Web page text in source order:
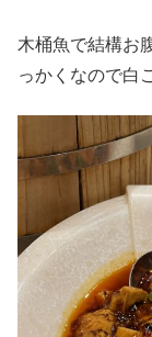
木桶魚で結構お
っかくなので白